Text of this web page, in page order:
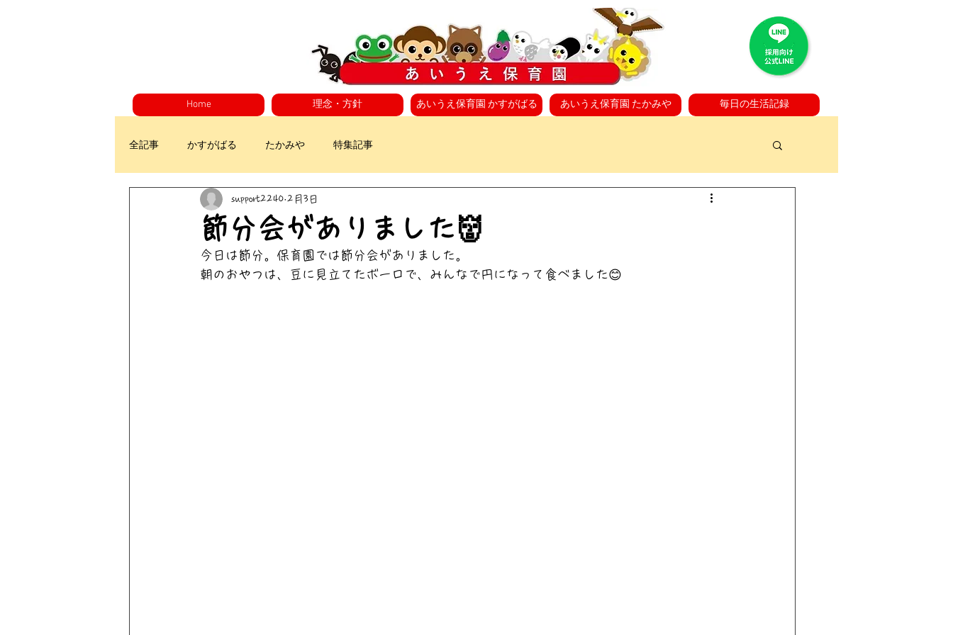
Home 理念・方針 あいうえ保育園 かすがばる あいうえ保育園 たかみや 毎日の生活記録
全記事 かすがばる たかみや 特集記事
節分会がありました👹
support2240 2月3日
今日は節分。保育園では節分会がありました。
朝のおやつは、豆に見立てたボーロで、みんなで円になって食べました😊